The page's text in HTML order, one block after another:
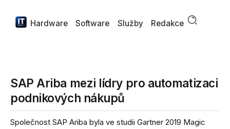
Hardware Software Služby Redakce
SAP Ariba mezi lídry pro automatizaci
podnikových nákupů
Společnost SAP Ariba byla ve studii Gartner 2019 Magic